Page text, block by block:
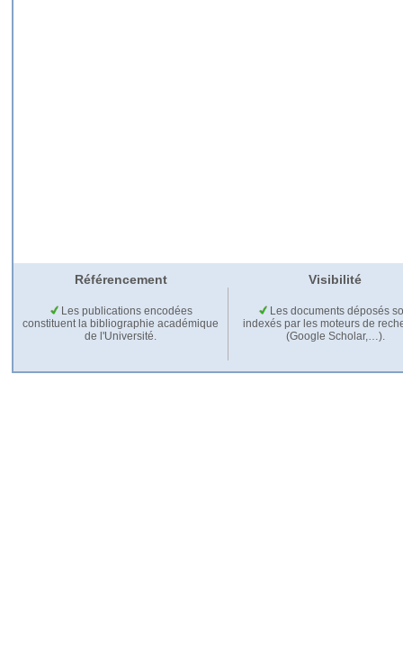
Référencement Visibilité
Les publications encodées
constituent la bibliographie académique
de l'Université.
Les documents déposés
indexés par les moteurs de
(Google Scholar,…).